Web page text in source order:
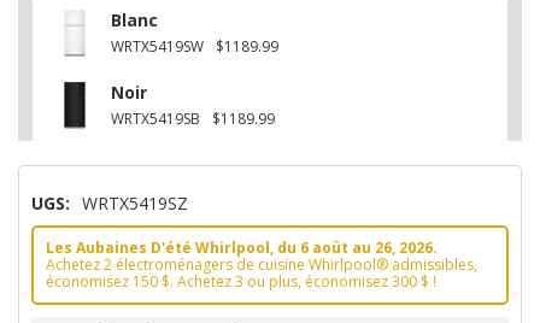
Blanc
WRTX5419SW $1189.99
Noir
WRTX5419SB $1189.99
UGS: WRTX5419SZ
Les Aubaines D'été Whirlpool, du 6 aoüt au 26, 2026.
Achetez 2 électroménagers de cuisine Whirlpool® admissibles,
économisez 150 $. Achetez 3 ou plus, économisez 300 $ !